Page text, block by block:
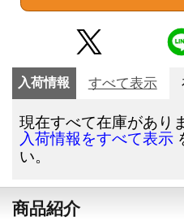
入荷情報 すべて表示
現在すべて在庫があり
入荷情報をすべて表示
い。
商品紹介